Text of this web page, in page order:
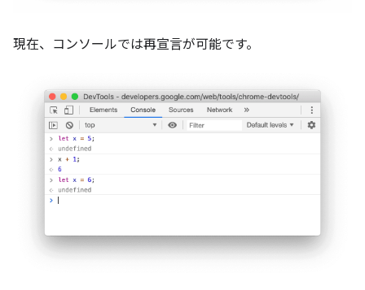
現在、コンソールでは再宣言が可能です。